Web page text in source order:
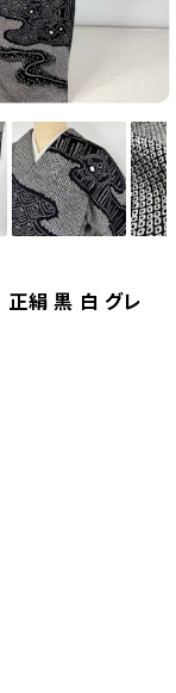
絹 黒 白 グレ